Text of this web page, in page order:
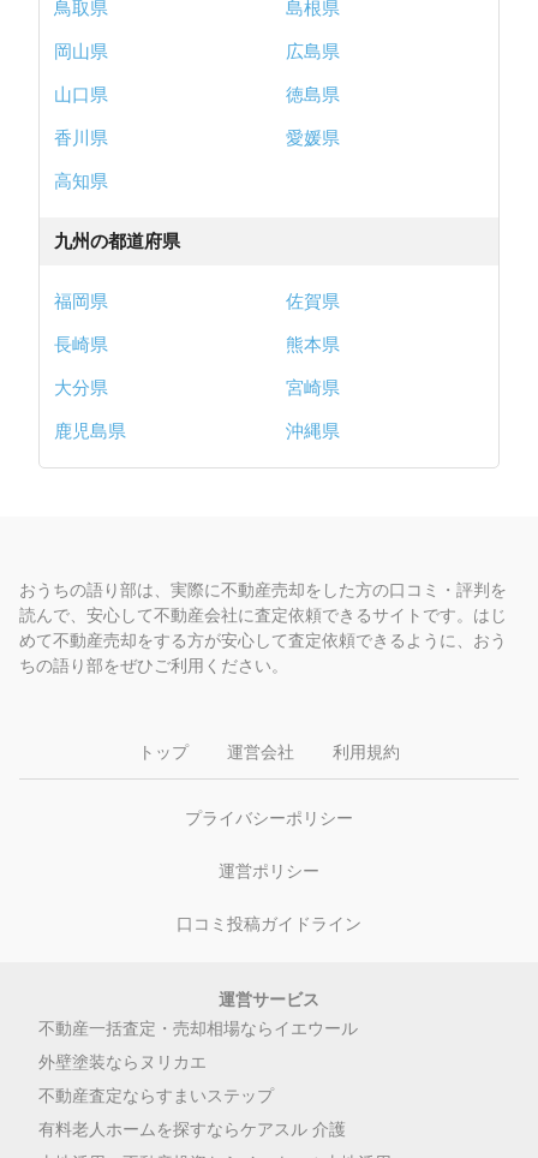
一括査定依頼する
センチュリー２１ 住宅工営販売 本店
地域密着40年 八王子・日野の不動
企業・社員の対応4.5 / 売却スピード4.5/ 売却価格 4.3
相場を元にいくつかの想定条件で見積もった
売り出し価格を詳しく説明してもらい、またこちら
の売り出す事情やそ中古物件市場のトレンドから売
八王子市の分譲マンションを2,680万円で売却 / 40代男
一括査定依頼する
株式会社住宅工営販売の店舗全体の評判（5件）をみる
鳥取県
島根県
岡山県
広島県
山口県
徳島県
香川県
愛媛県
高知県
九州の都道府県
福岡県
佐賀県
長崎県
熊本県
大分県
宮崎県
鹿児島県
沖縄県
おうちの語り部は、実際に不動産売却をした方の口コミ・評判を
読んで、安心して不動産会社に査定依頼できるサイトです。はじ
めて不動産売却をする方が安心して査定依頼できるように、おう
ちの語り部をぜひご利用ください。
トップ 運営会社 利用規約
プライバシーポリシー
運営ポリシー
口コミ投稿ガイドライン
運営サービス
不動産一括査定・売却相場ならイエウール
外壁塗装ならヌリカエ
不動産査定ならすまいステップ
有料老人ホームを探すならケアスル 介護